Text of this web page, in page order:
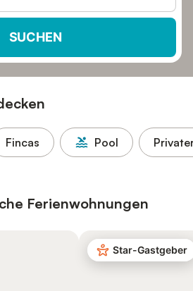
SUCHEN
Fincas Pool
Ferienwohnungen
Star-Gastgeber